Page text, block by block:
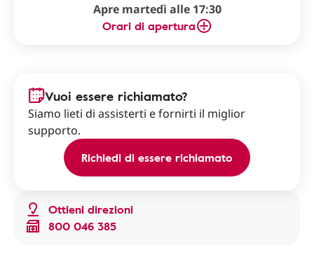
Apre martedì alle 17:30
Orari di apertura
Ottieni direzioni
800 046 385
Vuoi essere richiamato?
Siamo lieti di assisterti e fornirti il miglior
supporto.
Richiedi di essere richiamato